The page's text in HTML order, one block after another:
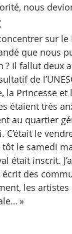
nous
sur le
que
? Il fallut
de
la Princesse
étaient très
au quartier
C’était le
le samedi
était inscrit.
des
les artistes
»